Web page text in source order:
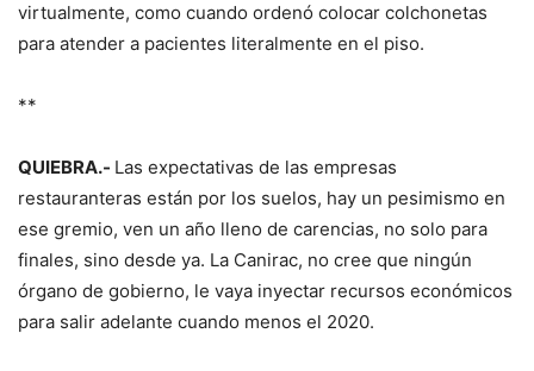
virtualmente, como cuando ordenó colocar colchonetas
para atender a pacientes literalmente en el piso.
**
QUIEBRA.- Las expectativas de las empresas
restauranteras están por los suelos, hay un pesimismo en
ese gremio, ven un año lleno de carencias, no solo para
finales, sino desde ya. La Canirac, no cree que ningún
órgano de gobierno, le vaya inyectar recursos económicos
para salir adelante cuando menos el 2020.